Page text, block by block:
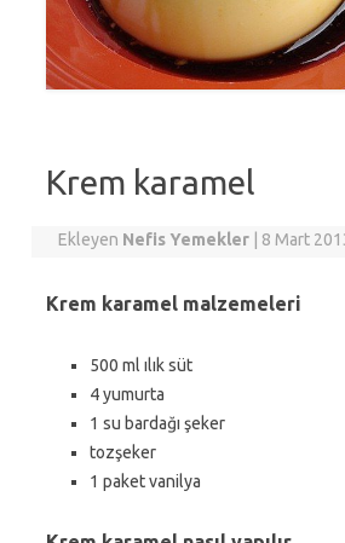
Krem karamel
Ekleyen Nefis Yemekler 8 Mart
Krem karamel malzemeleri
500 ml ılık süt
4 yumurta
1 su bardağı şeker
tozşeker
1 paket vanilya